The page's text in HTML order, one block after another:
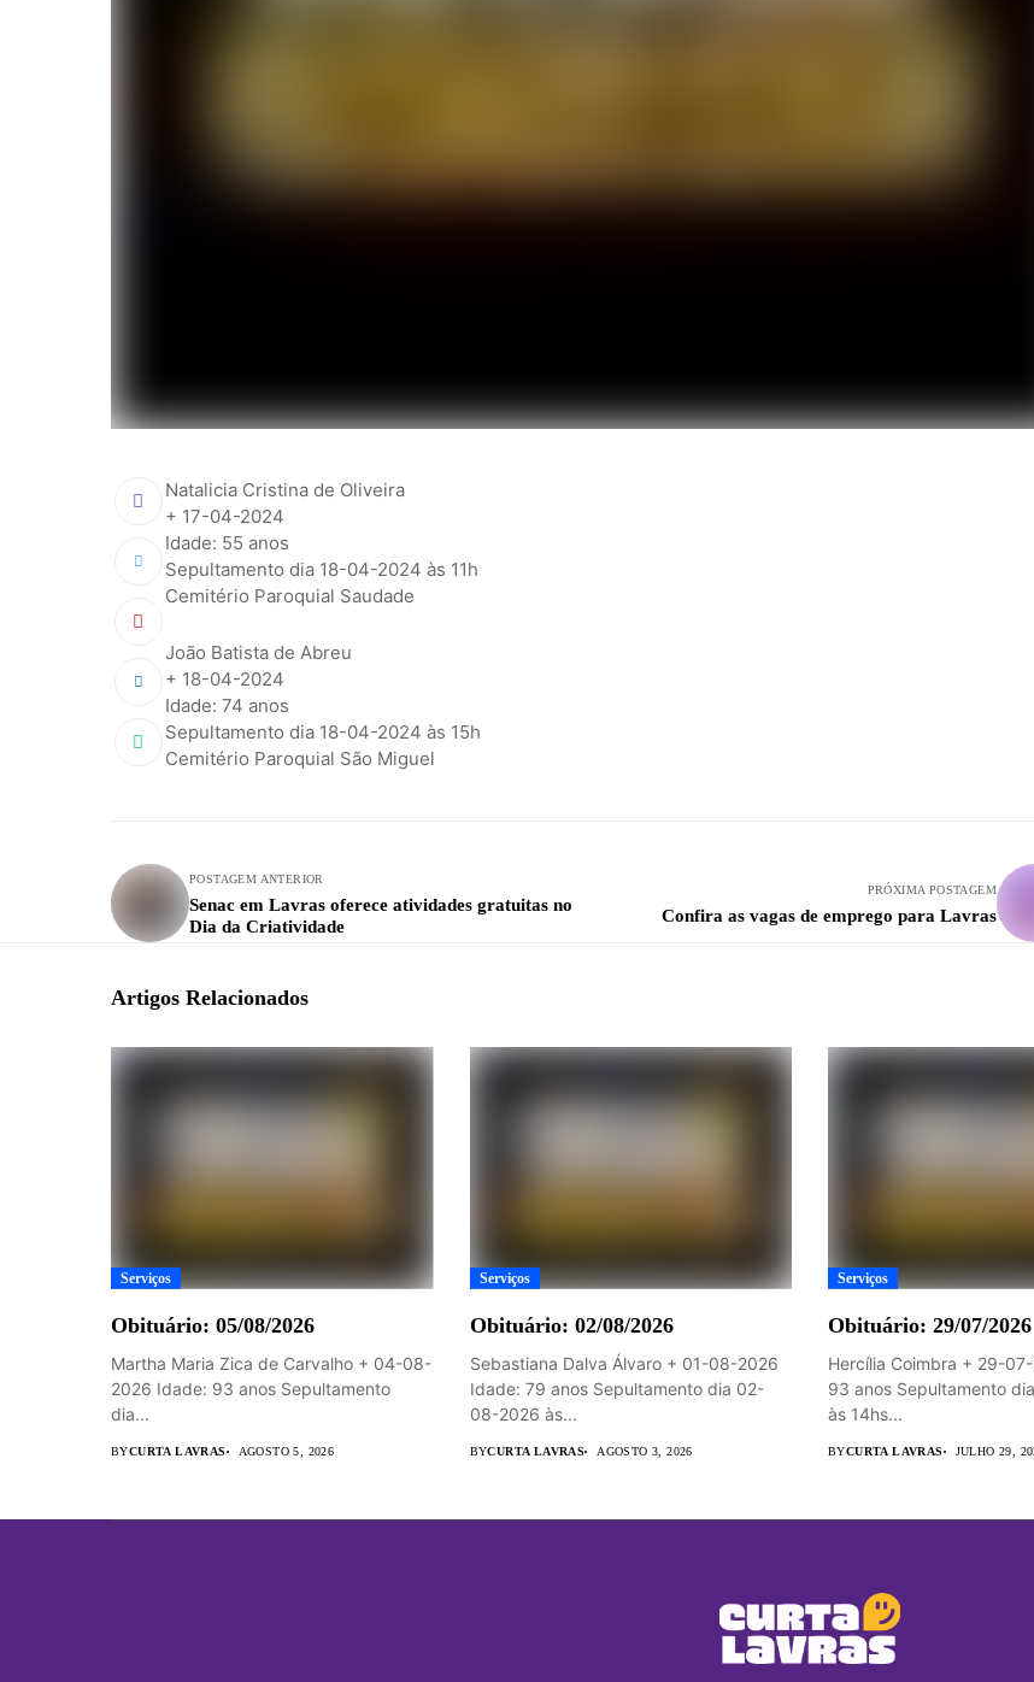
Natalicia Cristina de Oliveira
+ 17-04-2024
Idade: 55 anos
Sepultamento dia 18-04-2024 às 11h
Cemitério Paroquial Saudade
João Batista de Abreu
+ 18-04-2024
Idade: 74 anos
Sepultamento dia 18-04-2024 às 15h
Cemitério Paroquial São Miguel
POSTAGEM ANTERIOR
Senac em Lavras oferece atividades gratuitas no
Dia da Criatividade
PRÓXIMA POSTAGEM
Confira as vagas de emprego para Lavras
Artigos Relacionados
Serviços
Obituário: 05/08/2026
Martha Maria Zica de Carvalho + 04-08-
2026 Idade: 93 anos Sepultamento
dia...
BYCURTA LAVRAS AGOSTO 5, 2026
Serviços
Obituário: 02/08/2026
Sebastiana Dalva Álvaro + 01-08-2026
Idade: 79 anos Sepultamento dia 02-
08-2026 às...
BYCURTA LAVRAS AGOSTO 3, 2026
Serviços
Obituário: 29/07/2026
Hercília Coimbra + 29-
93 anos Sepultamento
às 14hs...
BYCURTA LAVRAS JULHO 29,